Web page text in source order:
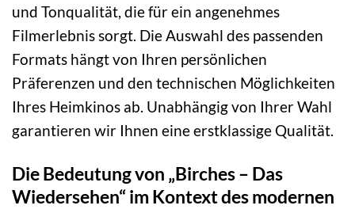
und Tonqualität, die für ein angenehmes
Filmerlebnis sorgt. Die Auswahl des passenden
Formats hängt von Ihren persönlichen
Präferenzen und den technischen Möglichkeiten
Ihres Heimkinos ab. Unabhängig von Ihrer Wahl
garantieren wir Ihnen eine erstklassige Qualität.
Die Bedeutung von „Birches – Das
Wiedersehen“ im Kontext des modernen